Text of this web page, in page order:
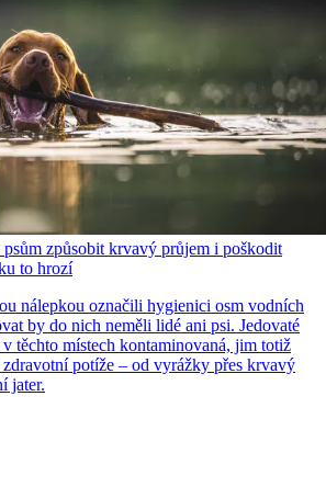
psům způsobit krvavý průjem i poškodit
to hrozí
nálepkou označili hygienici osm vodních
by do nich neměli lidé ani psi. Jedovaté
těchto místech kontaminovaná, jim totiž
potíže – od vyrážky přes krvavý
jater.